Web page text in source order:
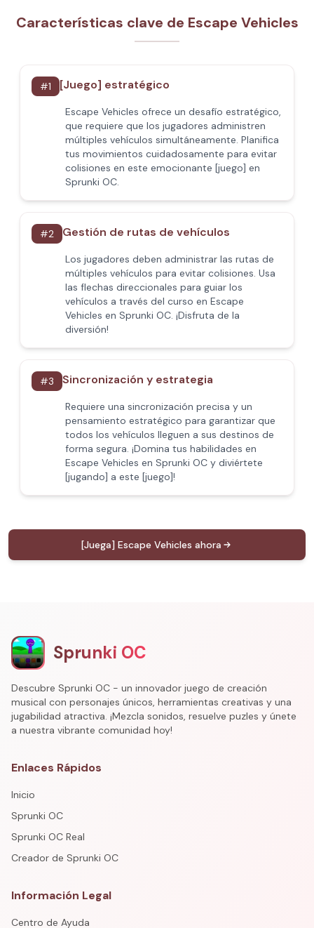
Características clave de Escape Vehicles
#1 [Juego] estratégico
Escape Vehicles ofrece un desafío estratégico,
que requiere que los jugadores administren
múltiples vehículos simultáneamente. Planifica
tus movimientos cuidadosamente para evitar
colisiones en este emocionante [juego] en
Sprunki OC.
#2 Gestión de rutas de vehículos
Los jugadores deben administrar las rutas de
múltiples vehículos para evitar colisiones. Usa
las flechas direccionales para guiar los
vehículos a través del curso en Escape
Vehicles en Sprunki OC. ¡Disfruta de la
diversión!
#3 Sincronización y estrategia
Requiere una sincronización precisa y un
pensamiento estratégico para garantizar que
todos los vehículos lleguen a sus destinos de
forma segura. ¡Domina tus habilidades en
Escape Vehicles en Sprunki OC y diviértete
[jugando] a este [juego]!
[Juega] Escape Vehicles ahora
Sprunki OC
Descubre Sprunki OC - un innovador juego de creación
musical con personajes únicos, herramientas creativas y una
jugabilidad atractiva. ¡Mezcla sonidos, resuelve puzles y únete
a nuestra vibrante comunidad hoy!
Enlaces Rápidos
Inicio
Sprunki OC
Sprunki OC Real
Creador de Sprunki OC
Información Legal
Centro de Ayuda